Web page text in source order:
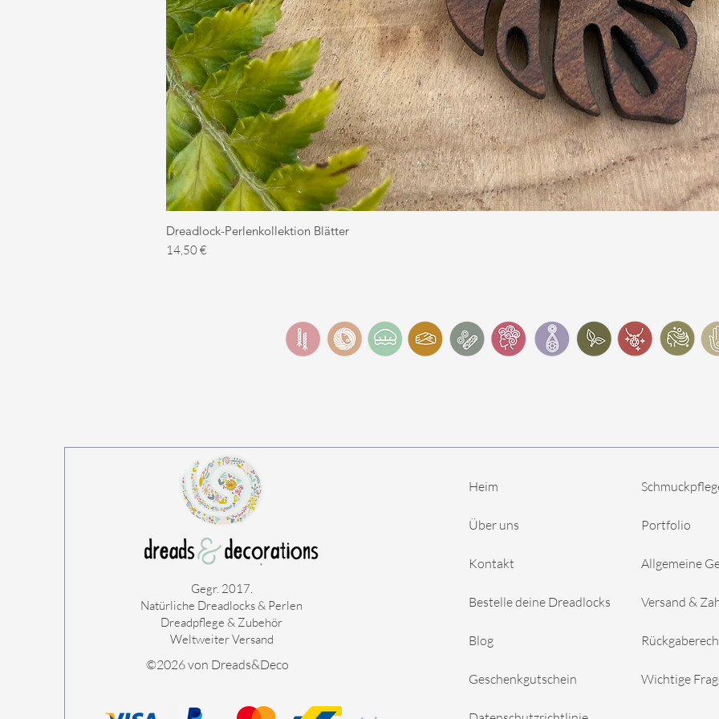
Dreadlock-Perlenkollektion Blätter
Preis
14,50 €
Gegr. 2017.
Natürliche Dreadlocks & Perlen
Dreadpflege & Zubehör
Weltweiter Versand
©2026 von Dreads&Deco
Heim
Über uns
Kontakt
Bestelle deine Dreadlocks
Blog
Geschenkgutschein
Portfolio
Allgemeine
Versand &
Wichtige